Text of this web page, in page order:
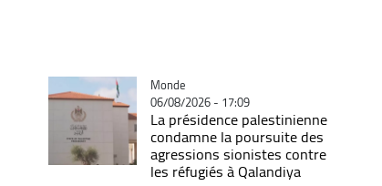
Catégorie
Monde
06/08/2026 - 17:09
La présidence palestinienne
condamne la poursuite des
agressions sionistes contre
les réfugiés à Qalandiya